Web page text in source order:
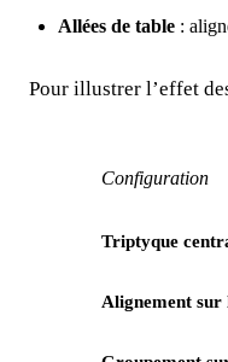
Allées de table :
Pour illustrer l’effet
Configuration
Triptyque
Alignement sur